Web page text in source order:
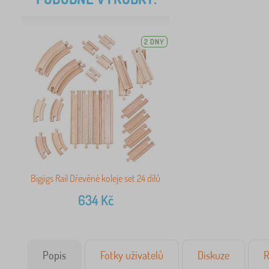
2 DNY
Bigjigs Rail Dřevěné koleje set 24 dílů
634Kč
Popis Fotky uživatelů Diskuze